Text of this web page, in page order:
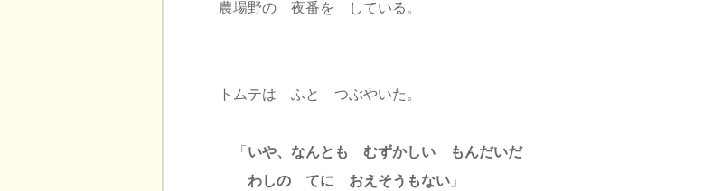
農場野の 夜番を している。
トムテは ふと つぶやいた。
「 いや、なんとも むずかしい もんだいだ
わしの てに おえそうもない 」